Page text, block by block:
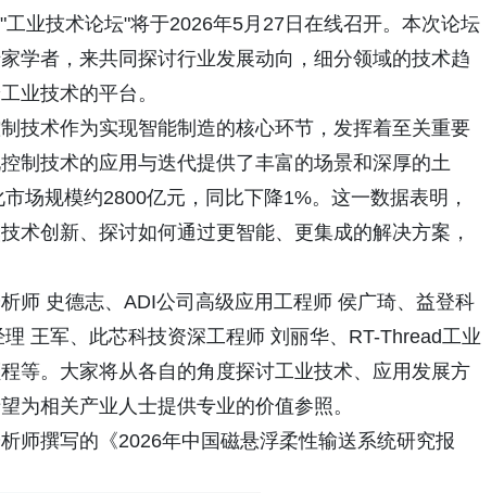
业技术论坛"将于2026年5月27日在线召开。本次论坛
学者，来共同探讨行业发展动向，细分领域的技术趋
业技术的平台。
技术作为实现智能制造的核心环节，发挥着至关重要
制技术的应用与迭代提供了丰富的场景和深厚的土
场规模约2800亿元，同比下降1%。这一数据表明，
术创新、探讨如何通过更智能、更集成的解决方案，
师 史德志、ADI公司高级应用工程师 侯广琦、益登科
王军、此芯科技资深工程师 刘丽华、RT-Thread工业
等。大家将从各自的角度探讨工业技术、应用发展方
为相关产业人士提供专业的价值参照。
师撰写的《2026年中国磁悬浮柔性输送系统研究报